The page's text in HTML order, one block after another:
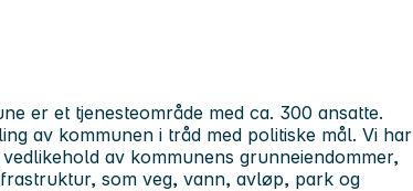
er et tjenesteområde med ca. 300 ansatte.
av kommunen i tråd med politiske mål. Vi har
av kommunens grunneiendommer,
som veg, vann, avløp, park og